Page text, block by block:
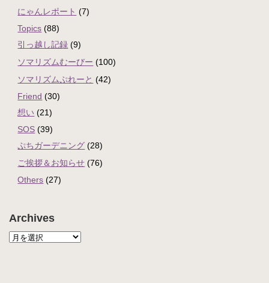
にゃんレポート (7)
Topics (88)
引っ越し記録 (9)
ソマリズムむーびー (100)
ソマリズムぷれーと (42)
Friend (30)
想い (21)
SOS (39)
ぷちガーデニング (28)
ご挨拶＆お知らせ (76)
Others (27)
Archives